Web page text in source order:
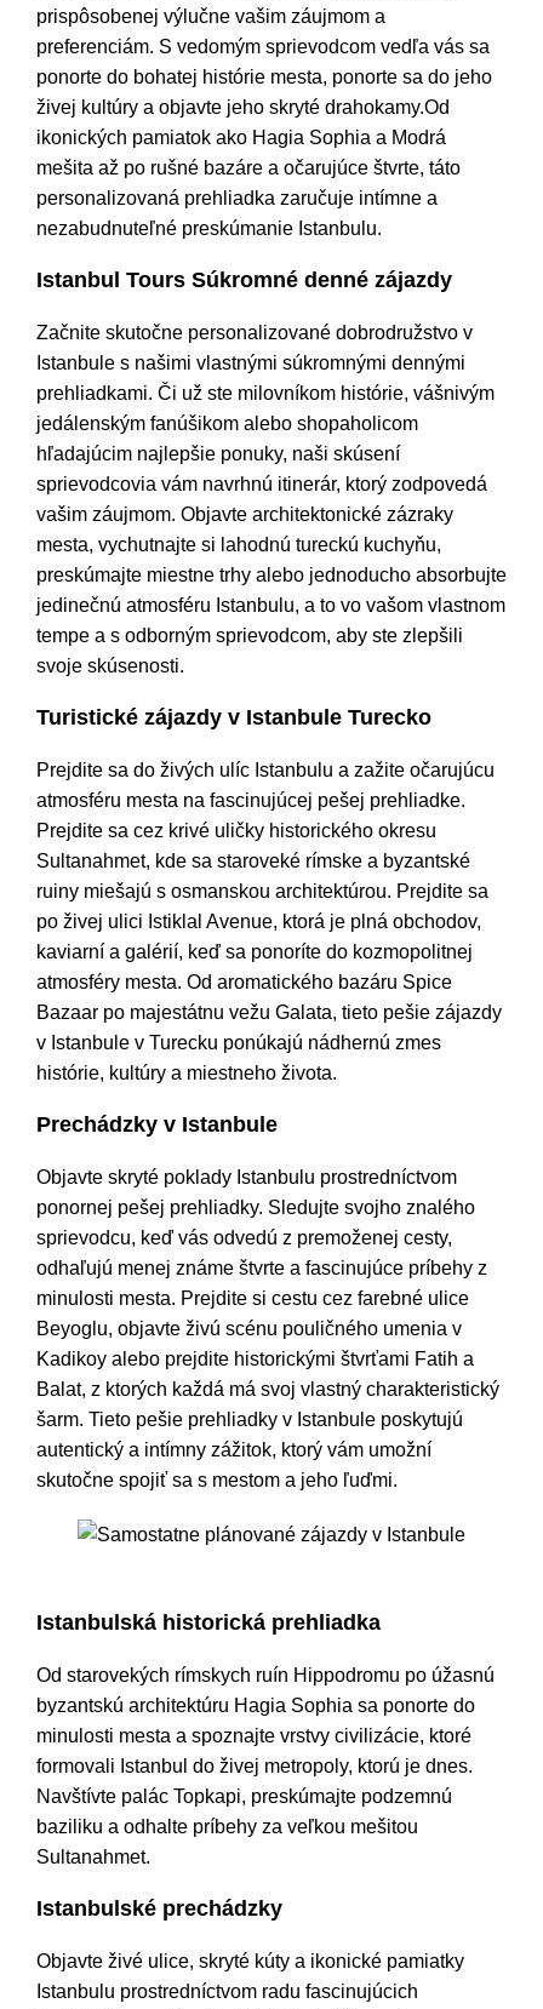
prispôsobenej výlučne vašim záujmom a
preferenciám. S vedomým sprievodcom vedľa vás sa
ponorte do bohatej histórie mesta, ponorte sa do jeho
živej kultúry a objavte jeho skryté drahokamy.Od
ikonických pamiatok ako Hagia Sophia a Modrá
mešita až po rušné bazáre a očarujúce štvrte, táto
personalizovaná prehliadka zaručuje intímne a
nezabudnuteľné preskúmanie Istanbulu.
Istanbul Tours Súkromné denné zájazdy
Začnite skutočne personalizované dobrodružstvo v
Istanbule s našimi vlastnými súkromnými dennými
prehliadkami. Či už ste milovníkom histórie, vášnivým
jedálenským fanúšikom alebo shopaholicom
hľadajúcim najlepšie ponuky, naši skúsení
sprievodcovia vám navrhnú itinerár, ktorý zodpovedá
vašim záujmom. Objavte architektonické zázraky
mesta, vychutnajte si lahodnú tureckú kuchyňu,
preskúmajte miestne trhy alebo jednoducho absorbujte
jedinečnú atmosféru Istanbulu, a to vo vašom vlastnom
tempe a s odborným sprievodcom, aby ste zlepšili
svoje skúsenosti.
Turistické zájazdy v Istanbule Turecko
Prejdite sa do živých ulíc Istanbulu a zažite očarujúcu
atmosféru mesta na fascinujúcej pešej prehliadke.
Prejdite sa cez krivé uličky historického okresu
Sultanahmet, kde sa staroveké rímske a byzantské
ruiny miešajú s osmanskou architektúrou. Prejdite sa
po živej ulici Istiklal Avenue, ktorá je plná obchodov,
kaviarní a galérií, keď sa ponoríte do kozmopolitnej
atmosféry mesta. Od aromatického bazáru Spice
Bazaar po majestátnu vežu Galata, tieto pešie zájazdy
v Istanbule v Turecku ponúkajú nádhernú zmes
histórie, kultúry a miestneho života.
Prechádzky v Istanbule
Objavte skryté poklady Istanbulu prostredníctvom
ponornej pešej prehliadky. Sledujte svojho znalého
sprievodcu, keď vás odvedú z premoženej cesty,
odhaľujú menej známe štvrte a fascinujúce príbehy z
minulosti mesta. Prejdite si cestu cez farebné ulice
Beyoglu, objavte živú scénu pouličného umenia v
Kadikoy alebo prejdite historickými štvrťami Fatih a
Balat, z ktorých každá má svoj vlastný charakteristický
šarm. Tieto pešie prehliadky v Istanbule poskytujú
autentický a intímny zážitok, ktorý vám umožní
skutočne spojiť sa s mestom a jeho ľuďmi.
Istanbulská historická prehliadka
Od starovekých rímskych ruín Hippodromu po úžasnú
byzantskú architektúru Hagia Sophia sa ponorte do
minulosti mesta a spoznajte vrstvy civilizácie, ktoré
formovali Istanbul do živej metropoly, ktorú je dnes.
Navštívte palác Topkapi, preskúmajte podzemnú
baziliku a odhalte príbehy za veľkou mešitou
Sultanahmet.
Istanbulské prechádzky
Objavte živé ulice, skryté kúty a ikonické pamiatky
Istanbulu prostredníctvom radu fascinujúcich